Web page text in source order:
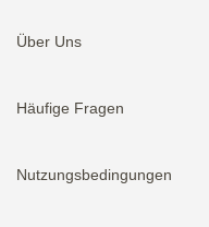
Über Uns
Häufige Fragen
Nutzungsbedingungen